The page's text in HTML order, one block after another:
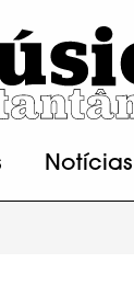
Notícias